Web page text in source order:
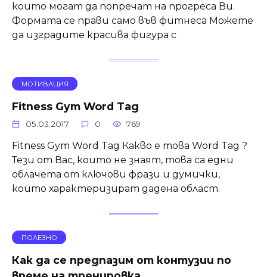
които могат да попречат на прогреса Ви.
Формата се прави само във фитнеса Можете
да изградите красива фигура с
МОТИВАЦИЯ
Fitness Gym Word Tag
05.03.2017 0 769
Fitness Gym Word Tag Какво е това Word Tag ?
Тези от Вас, които не знаят, това са едни
облачета от ключови фрази и думички,
които характеризират дадена област.
ПОЛЕЗНО
Как да се предпазим от контузии по